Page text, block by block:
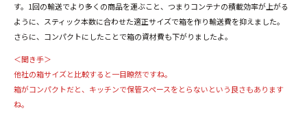
す。1回の輸送でより多くの商品を運ぶこと、つまりコンテナの積載効率が上がる
ように、スティック本数に合わせた適正サイズで箱を作り輸送費を抑えました。
さらに、コンパクトにしたことで箱の資材費も下がりましたよ。
＜聞き手＞
他社の箱サイズと比較すると一目瞭然ですね。
箱がコンパクトだと、キッチンで保管スペースをとらないという良さもあります
ね。